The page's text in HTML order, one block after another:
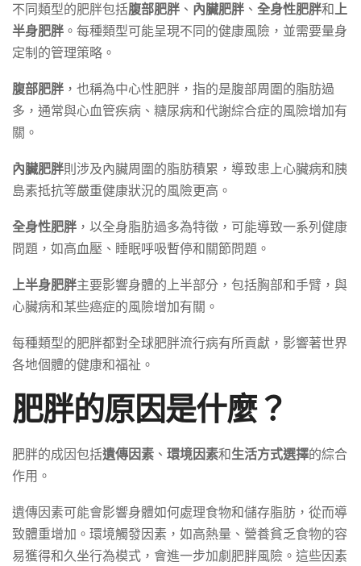
不同類型的肥胖包括腹部肥胖 、 內臟肥胖 、 全身性肥胖和 上
半身肥胖 。每種類型可能呈現不同的健康風險，並需要量身
定制的管理策略。
腹部肥胖 ，也稱為中心性肥胖，指的是腹部周圍的脂肪過
多，通常與心血管疾病、糖尿病和代謝綜合症的風險增加有
關。
內臟肥胖則涉及內臟周圍的脂肪積累，導致患上心臟病和胰
島素抵抗等嚴重健康狀況的風險更高。
全身性肥胖 ，以全身脂肪過多為特徵，可能導致一系列健康
問題，如高血壓、睡眠呼吸暫停和關節問題。
上半身肥胖主要影響身體的上半部分，包括胸部和手臂，與
心臟病和某些癌症的風險增加有關。
每種類型的肥胖都對全球肥胖流行病有所貢獻，影響著世界
各地個體的健康和福祉。
肥胖的原因是什麼？
肥胖的成因包括遺傳因素 、 環境因素和生活方式選擇的綜合
作用。
遺傳因素可能會影響身體如何處理食物和儲存脂肪，從而導
致體重增加。環境觸發因素，如高熱量、營養貧乏食物的容
易獲得和久坐行為模式，會進一步加劇肥胖風險。這些因素